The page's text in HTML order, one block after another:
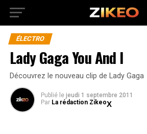
ÉLECTRO
Lady Gaga You And I
Découvrez le nouveau clip de Lady Gaga
Publié le jeudi 1 septembre 2011
Par La rédaction Zikeo